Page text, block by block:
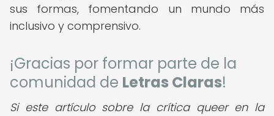
sus formas, fomentando un mundo más
inclusivo y comprensivo.
¡Gracias por formar parte de la
comunidad de Letras Claras!
Si este artículo sobre la crítica queer en la